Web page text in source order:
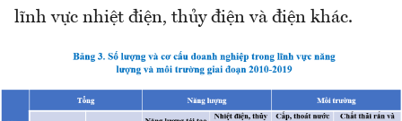
lĩnh vực nhiệt điện, thủy điện và điện khác.